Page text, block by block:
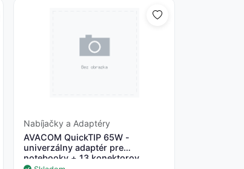
Nabíjačky a Adaptéry
AVACOM QuickTIP 65W -
univerzálny adaptér pre
notebooky + 13 konektorov